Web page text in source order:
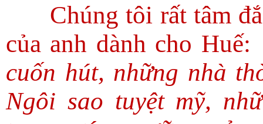
Chúng tôi rất tâm
của anh dành cho Huế:
cuốn hút, những nhà
Ngôi sao tuyệt mỹ,